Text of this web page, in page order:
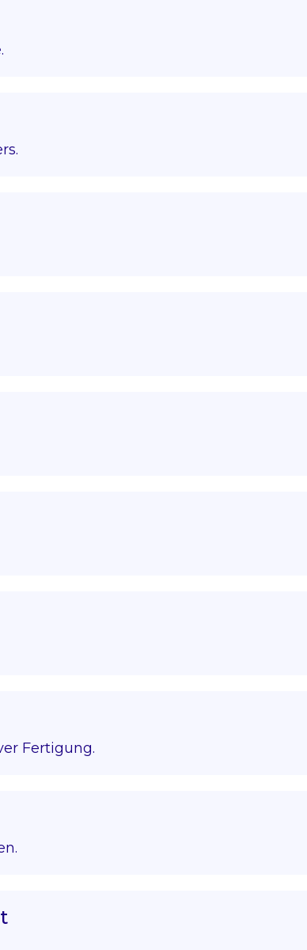
Fertigung.